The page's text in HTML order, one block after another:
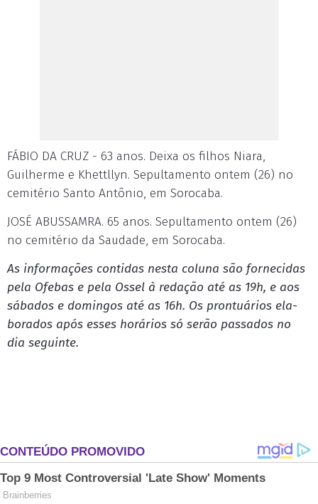
FÁBIO DA CRUZ - 63 anos. Deixa os filhos Niara,
Guilherme e Khettllyn. Sepultamento ontem (26) no
cemitério Santo Antônio, em Sorocaba.
JOSÉ ABUSSAMRA. 65 anos. Sepultamento ontem (26)
no cemitério da Saudade, em Sorocaba.
As in­for­mações con­ti­das nes­ta co­lu­na são for­ne­ci­das
pe­la Ofe­bas e pe­la Os­sel à re­dação até as 19h, e aos
sá­ba­dos e do­min­gos até as 16h. Os pron­tuá­rios ela­
bo­ra­dos após es­ses ho­rá­rios só serão pas­sa­dos no
dia se­guin­te.